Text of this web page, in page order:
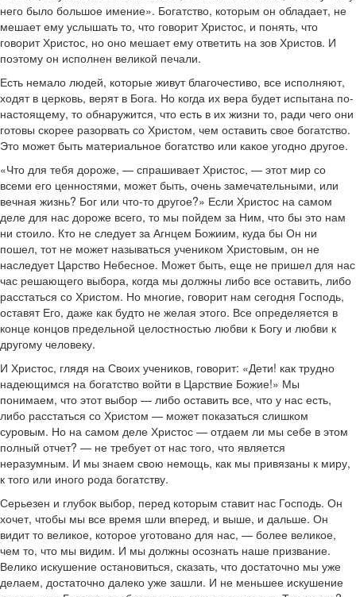
него было большое имение». Богатство, которым он обладает, не
мешает ему услышать то, что говорит Христос, и понять, что
говорит Христос, но оно мешает ему ответить на зов Христов. И
поэтому он исполнен великой печали.
Есть немало людей, которые живут благочестиво, все исполняют,
ходят в церковь, верят в Бога. Но когда их вера будет испытана по-
настоящему, то обнаружится, что есть в их жизни то, ради чего они
готовы скорее разорвать со Христом, чем оставить свое богатство.
Это может быть материальное богатство или какое угодно другое.
«Что для тебя дороже, — спрашивает Христос, — этот мир со
всеми его ценностями, может быть, очень замечательными, или
вечная жизнь? Бог или что-то другое?» Если Христос на самом
деле для нас дороже всего, то мы пойдем за Ним, что бы это нам
ни стоило. Кто не следует за Агнцем Божиим, куда бы Он ни
пошел, тот не может называться учеником Христовым, он не
наследует Царство Небесное. Может быть, еще не пришел для нас
час решающего выбора, когда мы должны либо все оставить, либо
расстаться со Христом. Но многие, говорит нам сегодня Господь,
оставят Его, даже как будто не желая этого. Все определяется в
конце концов предельной целостностью любви к Богу и любви к
другому человеку.
И Христос, глядя на Своих учеников, говорит: «Дети! как трудно
надеющимся на богатство войти в Царствие Божие!» Мы
понимаем, что этот выбор — либо оставить все, что у нас есть,
либо расстаться со Христом — может показаться слишком
суровым. Но на самом деле Христос — отдаем ли мы себе в этом
полный отчет? — не требует от нас того, что является
неразумным. И мы знаем свою немощь, как мы привязаны к миру,
к того или иного рода богатству.
Серьезен и глубок выбор, перед которым ставит нас Господь. Он
хочет, чтобы мы все время шли вперед, и выше, и дальше. Он
видит то великое, которое уготовано для нас, — более великое,
чем то, что мы видим. И мы должны осознать наше призвание.
Велико искушение остановиться, сказать, что достаточно мы уже
делаем, достаточно далеко уже зашли. И не меньшее искушение